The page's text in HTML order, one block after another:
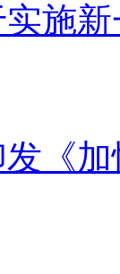
施
《